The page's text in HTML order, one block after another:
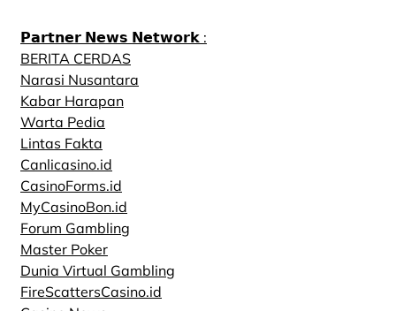
𝗣𝗮𝗿𝘁𝗻𝗲𝗿 𝗡𝗲𝘄𝘀 𝗡𝗲𝘁𝘄𝗼𝗿𝗸 :
BERITA CERDAS
Narasi Nusantara
Kabar Harapan
Warta Pedia
Lintas Fakta
Canlicasino.id
CasinoForms.id
MyCasinoBon.id
Forum Gambling
Master Poker
Dunia Virtual Gambling
FireScattersCasino.id